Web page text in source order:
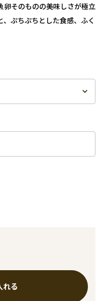
卵そのものの美味しさが極立
ぷちぷちとした食感、ふく
れる